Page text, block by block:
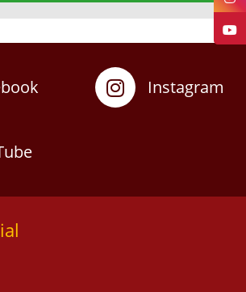
Instagram